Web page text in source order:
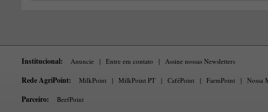
Institucional: Anuncie | Entre em contato | Assine nossas Newsletters
Rede AgriPoint: MilkPoint | MilkPoint PT | CaféPoint | FarmPoint | Nossa
Parceiro: BeefPoint